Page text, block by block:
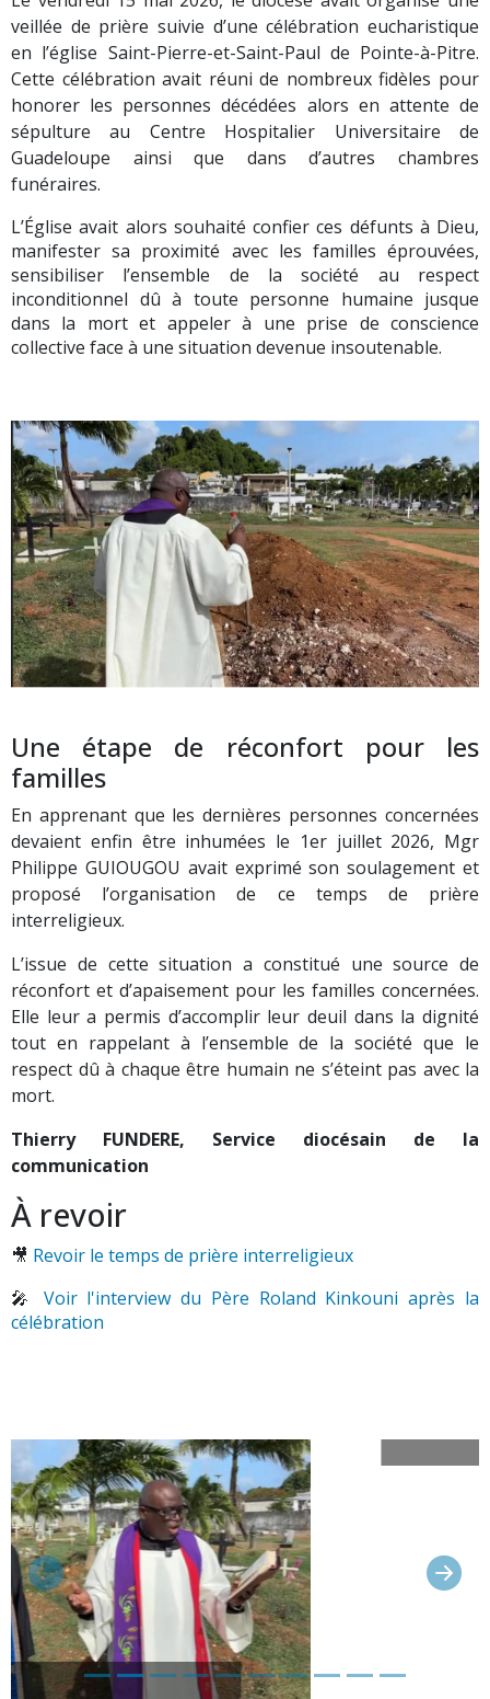
veillée de prière suivie d’une célébration eucharistique
en l’église Saint-Pierre-et-Saint-Paul de Pointe-à-Pitre.
Cette célébration avait réuni de nombreux fidèles pour
honorer les personnes décédées alors en attente de
sépulture au Centre Hospitalier Universitaire de
Guadeloupe ainsi que dans d’autres chambres
funéraires.
L’Église avait alors souhaité confier ces défunts à Dieu,
manifester sa proximité avec les familles éprouvées,
sensibiliser l’ensemble de la société au respect
inconditionnel dû à toute personne humaine jusque
dans la mort et appeler à une prise de conscience
collective face à une situation devenue insoutenable.
Une étape de réconfort pour les
familles
En apprenant que les dernières personnes concernées
devaient enfin être inhumées le 1er juillet 2026, Mgr
Philippe GUIOUGOU avait exprimé son soulagement et
proposé l’organisation de ce temps de prière
interreligieux.
L’issue de cette situation a constitué une source de
réconfort et d’apaisement pour les familles concernées.
Elle leur a permis d’accomplir leur deuil dans la dignité
tout en rappelant à l’ensemble de la société que le
respect dû à chaque être humain ne s’éteint pas avec la
mort.
Thierry FUNDERE, Service diocésain de la
communication
À revoir
🎥 Revoir le temps de prière interreligieux
🎤
Voir l'interview du Père Roland Kinkouni après la
célébration
Précédent
Dans la même catégorie